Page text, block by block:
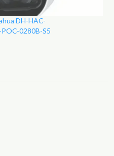
DH-HAC-
0280B-S5